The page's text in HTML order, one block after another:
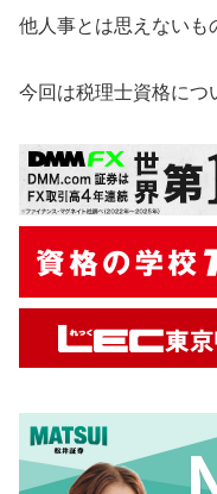
他人事とは思えないも
今回は税理士資格につ